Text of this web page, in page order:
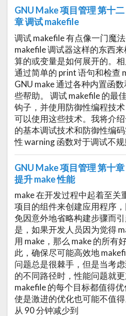
GNU Make 项目管理 第十二
章 调试 makefile
调试 makefile 有点像一门魔
makefile 调试器这样的东西
算的或变量是如何展开的。
通过简单的 print 语句和检查
GNU make 通过各种内置函
些帮助。 调试 makefile 的最
钩子，并使用防御性编程技
可以使用这些技术。我将介
的基本调试技术和防御性编
性 warning 函数对于调试不
GNU Make 项目管理 第十章
提升 make 性能
make 在开发过程中起着至关
项目的组件来创建应用程序
免因意外地省略构建步骤而
是，如果开发人员因为觉得
用 make，那么 make 的所有
此，确保尽可能高效地
问题总是很棘手，但是当考
的不同路径时，性能问题就
makefile 的每个目标都值得
使是激进的优化也可能不值
从 90 分钟减少到